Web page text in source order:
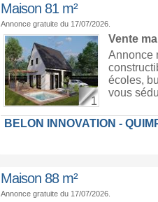
Maison 81 m²
Annonce gratuite du 17/07/2026.
1
Vente
Annonce
écoles,
vous
BELON INNOVATION -
Maison 88 m²
Annonce gratuite du 17/07/2026.